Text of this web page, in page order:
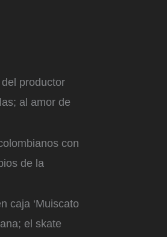
del productor
al amor de
con
de la
caja ‘Muiscato
el skate